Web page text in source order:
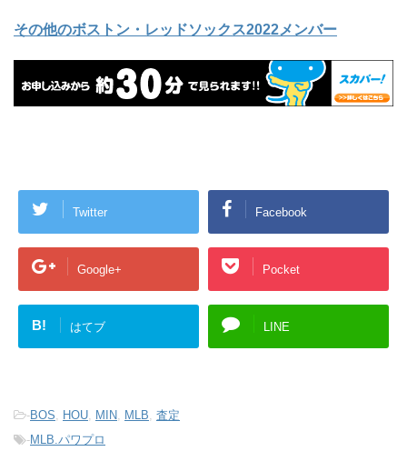
その他のボストン・レッドソックス2022メンバー
Twitter Facebook
Google+ Pocket
B! はてブ LINE
-BOS, HOU, MIN, MLB, 査定
-MLB.パワプロ